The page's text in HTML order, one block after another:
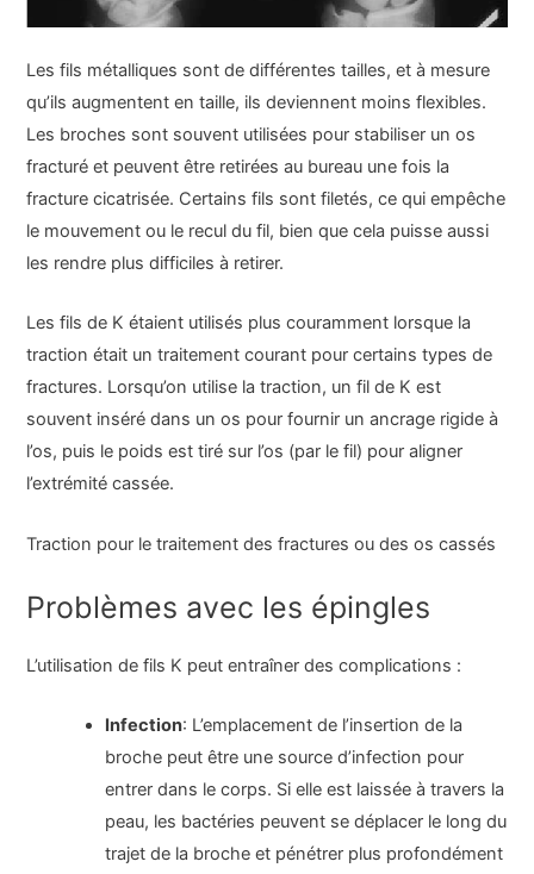
Les fils métalliques sont de différentes tailles, et à mesure
qu’ils augmentent en taille, ils deviennent moins flexibles.
Les broches sont souvent utilisées pour stabiliser un os
fracturé et peuvent être retirées au bureau une fois la
fracture cicatrisée. Certains fils sont filetés, ce qui empêche
le mouvement ou le recul du fil, bien que cela puisse aussi
les rendre plus difficiles à retirer.
Les fils de K étaient utilisés plus couramment lorsque la
traction était un traitement courant pour certains types de
fractures. Lorsqu’on utilise la traction, un fil de K est
souvent inséré dans un os pour fournir un ancrage rigide à
l’os, puis le poids est tiré sur l’os (par le fil) pour aligner
l’extrémité cassée.
Traction pour le traitement des fractures ou des os cassés
Problèmes avec les épingles
L’utilisation de fils K peut entraîner des complications :
Infection: L’emplacement de l’insertion de la
broche peut être une source d’infection pour
entrer dans le corps. Si elle est laissée à travers la
peau, les bactéries peuvent se déplacer le long du
trajet de la broche et pénétrer plus profondément